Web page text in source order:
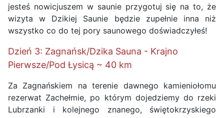
jesteś nowicjuszem w saunie przygotuj się na to, że
wizyta w Dzikiej Saunie będzie zupełnie inna niż
wszystko co do tej pory saunowego doświadczyłeś!
Dzień 3: Zagnańsk/Dzika Sauna - Krajno
Pierwsze/Pod Łysicą ~ 40 km
Za Zagnańskiem na terenie dawnego kamieniołomu
rezerwat Zachełmie, po którym dojedziemy do rzeki
Lubrzanki i kolejnego znanego, świętokrzyskiego